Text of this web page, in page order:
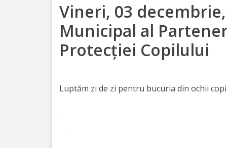
Informații
despre
DGPDC
Structura
Vineri, 03
Municipal al
Protecției Copilului
Luptăm zi de zi pentru bucuria din ochii